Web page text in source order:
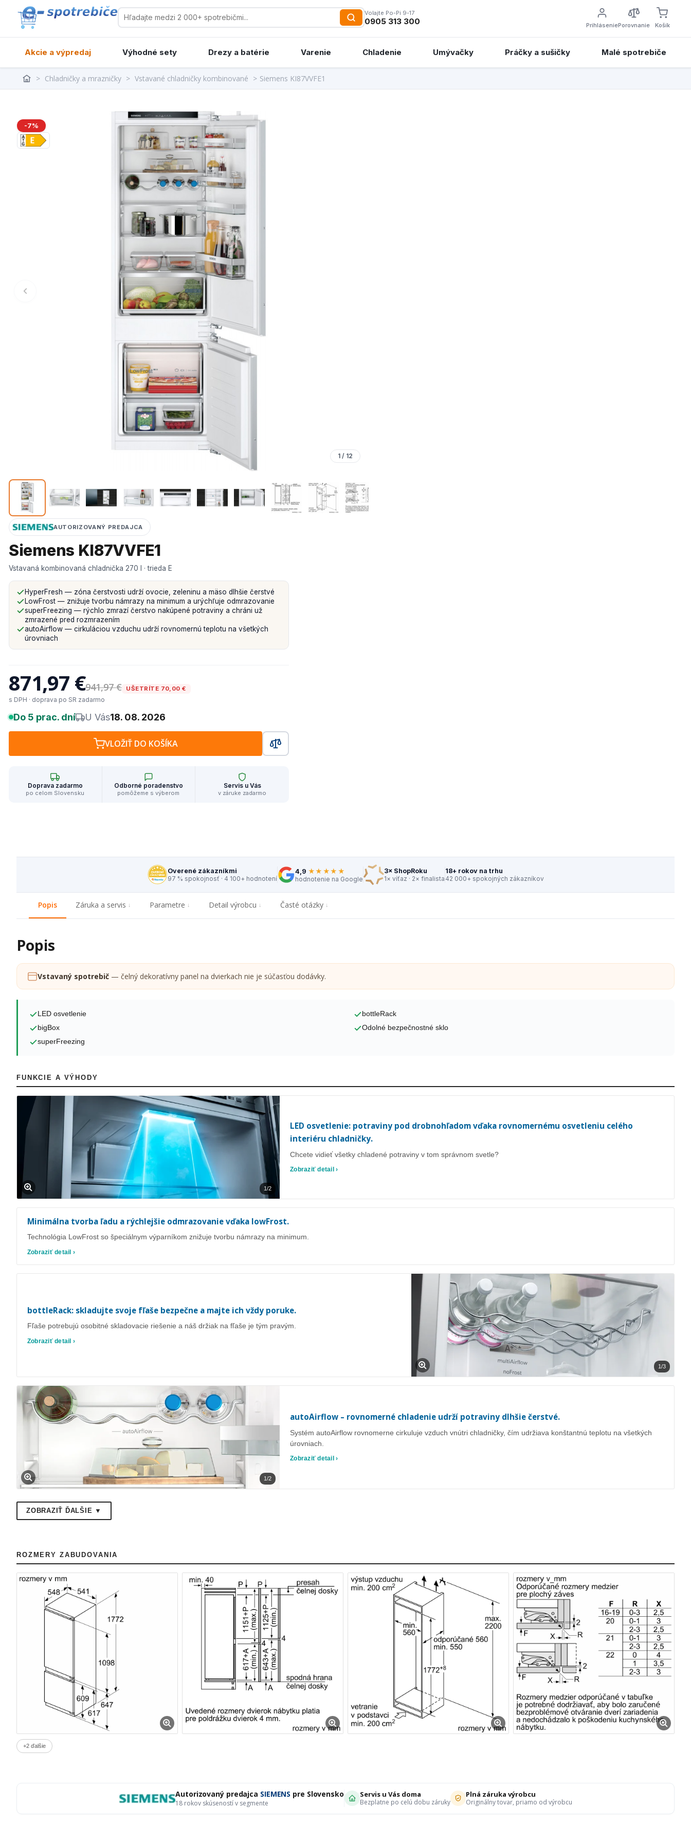
Volajte Po-Pi 9-17
0905 313 300 PrihláseniePorovnanie Košík
Akcie a výpredaj Výhodné sety Drezy a batérie Varenie Chladenie Umývačky Práčky a sušičky Malé spotrebiče
> Chladničky a mrazničky > Vstavané chladničky kombinované > Siemens KI87VVFE1
-7%
1 / 12
AUTORIZOVANÝ PREDAJCA
Siemens KI87VVFE1
Vstavaná kombinovaná chladnička 270 l · trieda E
HyperFresh — zóna čerstvosti udrží ovocie, zeleninu a mäso dlhšie čerstvé
LowFrost — znižuje tvorbu námrazy na minimum a urýchľuje odmrazovanie
superFreezing — rýchlo zmrazí čerstvo nakúpené potraviny a chráni už
zmrazené pred rozmrazením
autoAirflow — cirkuláciou vzduchu udrží rovnomernú teplotu na všetkých
úrovniach
871,97 €941,97 € UŠETRÍTE 70,00 €
s DPH · doprava po SR zadarmo
Do 5 prac. dní U Vás18. 08. 2026
VLOŽIŤ DO KOŠÍKA
Doprava zadarmo
po celom Slovensku
Odborné poradenstvo
pomôžeme s výberom
Servis u Vás
v záruke zadarmo
Overené zákazníkmi
97 % spokojnosť · 4 100+ hodnotení
4,9 ★★★★★
hodnotenie na Google
3× ShopRoku
1× víťaz · 2× finalista
18+ rokov na trhu
42 000+ spokojných zákazníkov
Popis Záruka a servis Parametre Detail výrobcu Časté otázky
Popis
Vstavaný spotrebič — čelný dekoratívny panel na dvierkach nie je súčasťou dodávky.
LED osvetlenie
bottleRack
bigBox
Odolné bezpečnostné sklo
superFreezing
FUNKCIE A VÝHODY
1/2
LED osvetlenie: potraviny pod drobnohľadom vďaka rovnomernému osvetleniu celého
interiéru chladničky.
Chcete vidieť všetky chladené potraviny v tom správnom svetle?
Zobraziť detail ›
Minimálna tvorba ľadu a rýchlejšie odmrazovanie vďaka lowFrost.
Technológia LowFrost so špeciálnym výparníkom znižuje tvorbu námrazy na minimum.
Zobraziť detail ›
1/3
bottleRack: skladujte svoje fľaše bezpečne a majte ich vždy poruke.
Fľaše potrebujú osobitné skladovacie riešenie a náš držiak na fľaše je tým pravým.
Zobraziť detail ›
1/2
autoAirflow – rovnomerné chladenie udrží potraviny dlhšie čerstvé.
Systém autoAirflow rovnomerne cirkuluje vzduch vnútri chladničky, čím udržiava konštantnú teplotu na všetkých
úrovniach.
Zobraziť detail ›
ZOBRAZIŤ ĎALŠIE ▼
ROZMERY ZABUDOVANIA
+2 ďalšie
Autorizovaný predajca SIEMENS pre Slovensko
18 rokov skúseností v segmente
Servis u Vás doma
Bezplatne po celú dobu záruky
Plná záruka výrobcu
Originálny tovar, priamo od výrobcu